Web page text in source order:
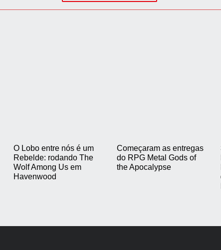
O Lobo entre nós é um
Rebelde: rodando The
Wolf Among Us em
Havenwood
Começaram as entregas
do RPG Metal Gods of
the Apocalypse